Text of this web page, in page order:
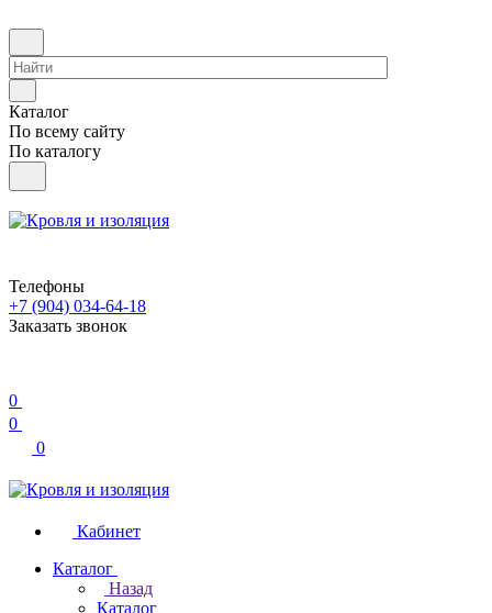
Каталог
По всему сайту
По каталогу
Телефоны
+7 (904) 034-64-18
Заказать звонок
0
0
0
Кабинет
Каталог
Назад
Каталог